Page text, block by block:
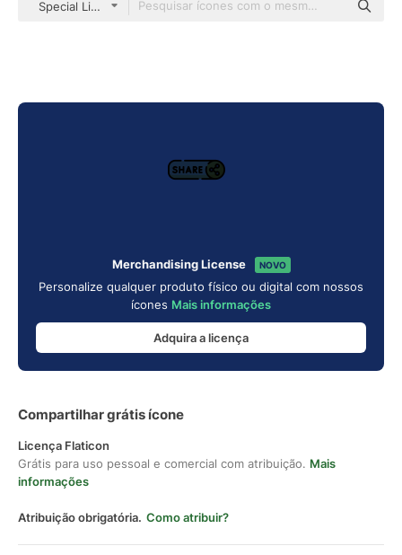
Special Lineal color
Merchandising License NOVO
Personalize qualquer produto físico ou digital com nossos
ícones Mais informações
Adquira a licença
Compartilhar grátis ícone
Licença Flaticon
Grátis para uso pessoal e comercial com atribuição. Mais
informações
Atribuição obrigatória. Como atribuir?